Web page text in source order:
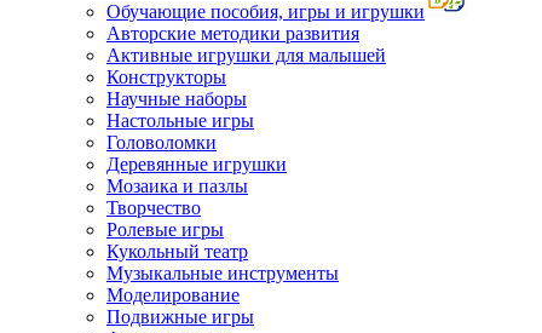
Обучающие пособия, игры и игрушки
Авторские методики развития
Активные игрушки для малышей
Конструкторы
Научные наборы
Настольные игры
Головоломки
Деревянные игрушки
Мозаика и пазлы
Творчество
Ролевые игры
Кукольный театр
Музыкальные инструменты
Моделирование
Подвижные игры